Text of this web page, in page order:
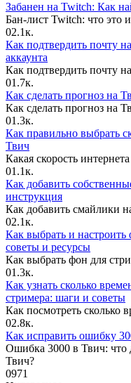
Забанен на Twitch: Как
Бан-лист Twitch: что это
02.1к.
Как подтвердить почту
аккаунта
Как подтвердить почту
01.7к.
Как сделать прогноз на
Как сделать прогноз на
01.3к.
Как правильно выбрать
Твич
Какая скорость
01.1к.
Как добавить
инструкция
Как добавить смайлики
02.1к.
Как выбрать и
советы и ресурсы
Как выбрать фон для
01.3к.
Как узнать сколько
стримера: шаги и советы
Как посмотреть сколько
02.8к.
Как исправить ошибку
Ошибка 3000 в Твич: что
Твич?
0971